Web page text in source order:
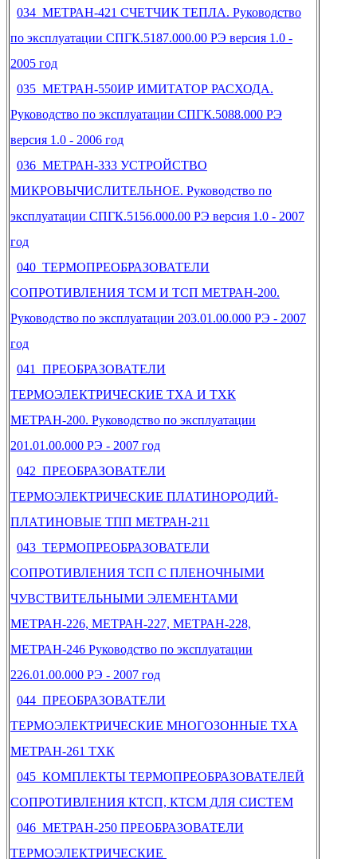
034 МЕТРАН-421 СЧЕТЧИК ТЕПЛА. Руководство
по эксплуатации СПГК.5187.000.00 РЭ версия 1.0 -
2005 год
035 МЕТРАН-550ИР ИМИТАТОР РАСХОДА.
Руководство по эксплуатации СПГК.5088.000 РЭ
версия 1.0 - 2006 год
036 МЕТРАН-333 УСТРОЙСТВО
МИКРОВЫЧИСЛИТЕЛЬНОЕ. Руководство по
эксплуатации СПГК.5156.000.00 РЭ версия 1.0 - 2007
год
040 ТЕРМОПРЕОБРАЗОВАТЕЛИ
СОПРОТИВЛЕНИЯ ТСМ И ТСП МЕТРАН-200.
Руководство по эксплуатации 203.01.00.000 РЭ - 2007
год
041 ПРЕОБРАЗОВАТЕЛИ
ТЕРМОЭЛЕКТРИЧЕСКИЕ ТХА И ТХК
МЕТРАН-200. Руководство по эксплуатации
201.01.00.000 РЭ - 2007 год
042 ПРЕОБРАЗОВАТЕЛИ
ТЕРМОЭЛЕКТРИЧЕСКИЕ ПЛАТИНОРОДИЙ-
ПЛАТИНОВЫЕ ТПП МЕТРАН-211
043 ТЕРМОПРЕОБРАЗОВАТЕЛИ
СОПРОТИВЛЕНИЯ ТСП С ПЛЕНОЧНЫМИ
ЧУВСТВИТЕЛЬНЫМИ ЭЛЕМЕНТАМИ
МЕТРАН-226, МЕТРАН-227, МЕТРАН-228,
МЕТРАН-246 Руководство по эксплуатации
226.01.00.000 РЭ - 2007 год
044 ПРЕОБРАЗОВАТЕЛИ
ТЕРМОЭЛЕКТРИЧЕСКИЕ МНОГОЗОННЫЕ ТХА
МЕТРАН-261 ТХК
045 КОМПЛЕКТЫ ТЕРМОПРЕОБРАЗОВАТЕЛЕЙ
СОПРОТИВЛЕНИЯ КТСП, КТСМ ДЛЯ СИСТЕМ
046 МЕТРАН-250 ПРЕОБРАЗОВАТЕЛИ
ТЕРМОЭЛЕКТРИЧЕСКИЕ